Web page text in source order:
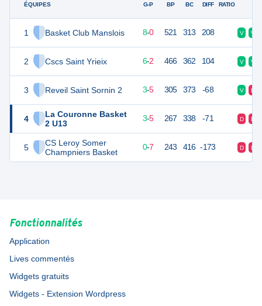
ÉQUIPES
1 Basket Club Manslois
2 Cscs Saint Yrieix
3 Reveil Saint Sornin 2
4
La Couronne Basket
2 U13
5
CS Leroy Somer
Champniers Basket
G-P BP BC DIFF RATIO
16 8 8-0 521 313 208 V V
14 6-2 466 362 104 V V
11 3-5 305 373 -68 V D
11 8 3-5 267 338 -71 D D
7 0-7 243 416 -173 D D
Fonctionnalités
Application
Lives commentés
Widgets gratuits
Widgets - Extension Wordpress